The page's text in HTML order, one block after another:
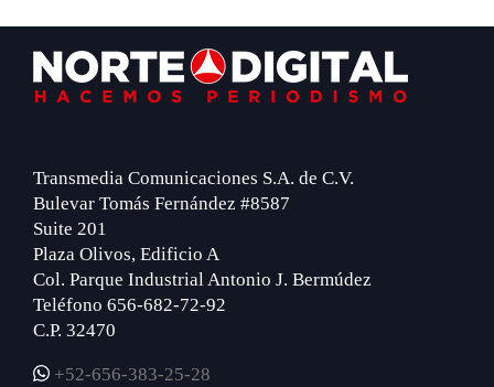
Footer
Transmedia Comunicaciones S.A. de C.V.
Bulevar Tomás Fernández #8587
Suite 201
Plaza Olivos, Edificio A
Col. Parque Industrial Antonio J. Bermúdez
Teléfono 656-682-72-92
C.P. 32470
+52-656-383-25-28